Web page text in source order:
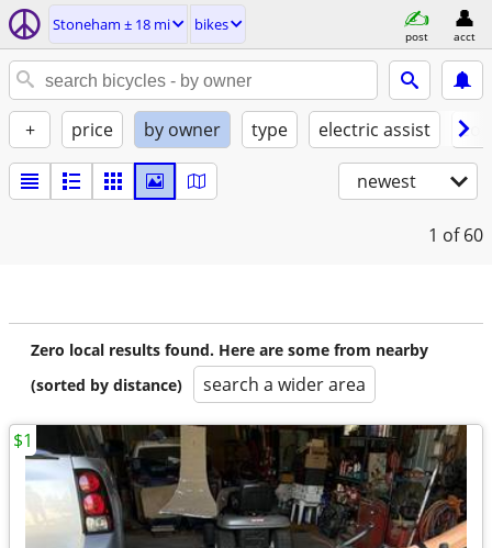
Stoneham ± 18 mi bikes
post acct
+ price by owner type electric assist
newest
1 of 60
Zero local results found. Here are some from nearby
(sorted by distance)
search a wider area
$1